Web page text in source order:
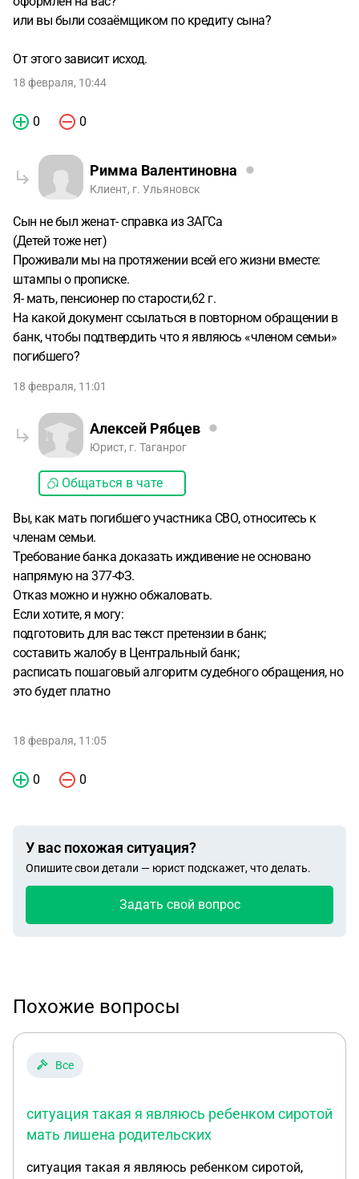
или вы были созаёмщиком по кредиту сына?
От этого зависит исход.
18 февраля, 10:44
0 0
Римма Валентиновна
Клиент, г. Ульяновск
Сын не был женат- справка из ЗАГСа
(Детей тоже нет)
Проживали мы на протяжении всей его жизни вместе:
штампы о прописке.
Я- мать, пенсионер по старости,62 г.
На какой документ ссылаться в повторном обращении в
банк, чтобы подтвердить что я являюсь «членом семьи»
погибшего?
18 февраля, 11:01
Алексей Рябцев
Юрист, г. Таганрог
Общаться в чате
Вы, как мать погибшего участника СВО, относитесь к
членам семьи.
Требование банка доказать иждивение не основано
напрямую на 377-ФЗ.
Отказ можно и нужно обжаловать.
Если хотите, я могу:
подготовить для вас текст претензии в банк;
составить жалобу в Центральный банк;
расписать пошаговый алгоритм судебного обращения, но
это будет платно
18 февраля, 11:05
0 0
У вас похожая ситуация?
Опишите свои детали — юрист подскажет, что делать.
Задать свой вопрос
Похожие вопросы
Все
ситуация такая я являюсь ребенком сиротой
мать лишена родительских
ситуация такая я являюсь ребенком сиротой,